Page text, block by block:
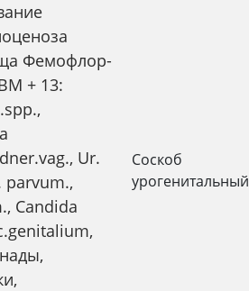
Фемофлор-
+ 13:
Ur.
parvum.,
Сandida
Соскоб
урогенитальный